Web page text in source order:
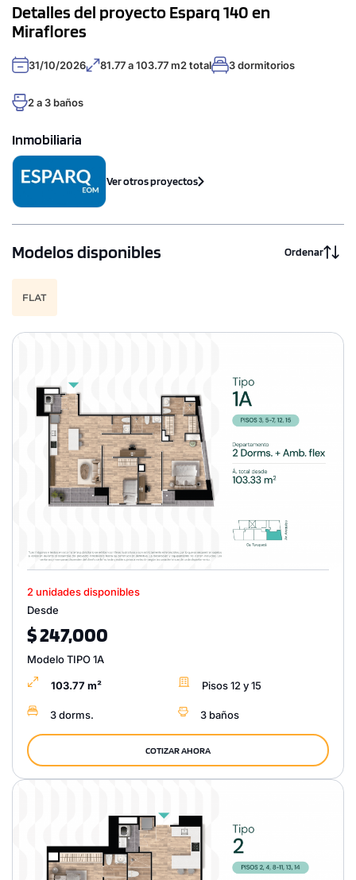
Detalles del proyecto Esparq 140 en
Miraflores
31/10/2026 81.77 a 103.77 m2 total 3 dormitorios
2 a 3 baños
Inmobiliaria
Ver otros proyectos
Modelos disponibles Ordenar
FLAT
2 unidades disponibles
Desde
$ 247,000
Modelo TIPO 1A
103.77 m² Pisos 12 y 15
3 dorms. 3 baños
COTIZAR AHORA